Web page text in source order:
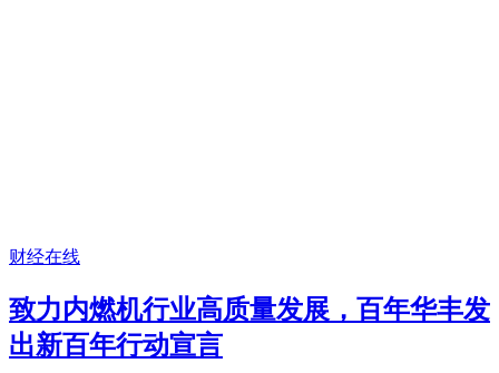
财经在线
致力内燃机行业高质量发展，百年华丰发
出新百年行动宣言